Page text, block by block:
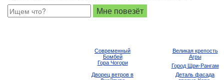
Современный
Бомбей
Великая крепость
Агры
Гора Чогори
Город Шри-Рангам
Дворец ветров в
Деталь фасада